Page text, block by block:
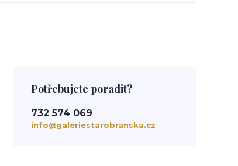
Potřebujete poradit?
732 574 069
info@galeriestarobranska.cz